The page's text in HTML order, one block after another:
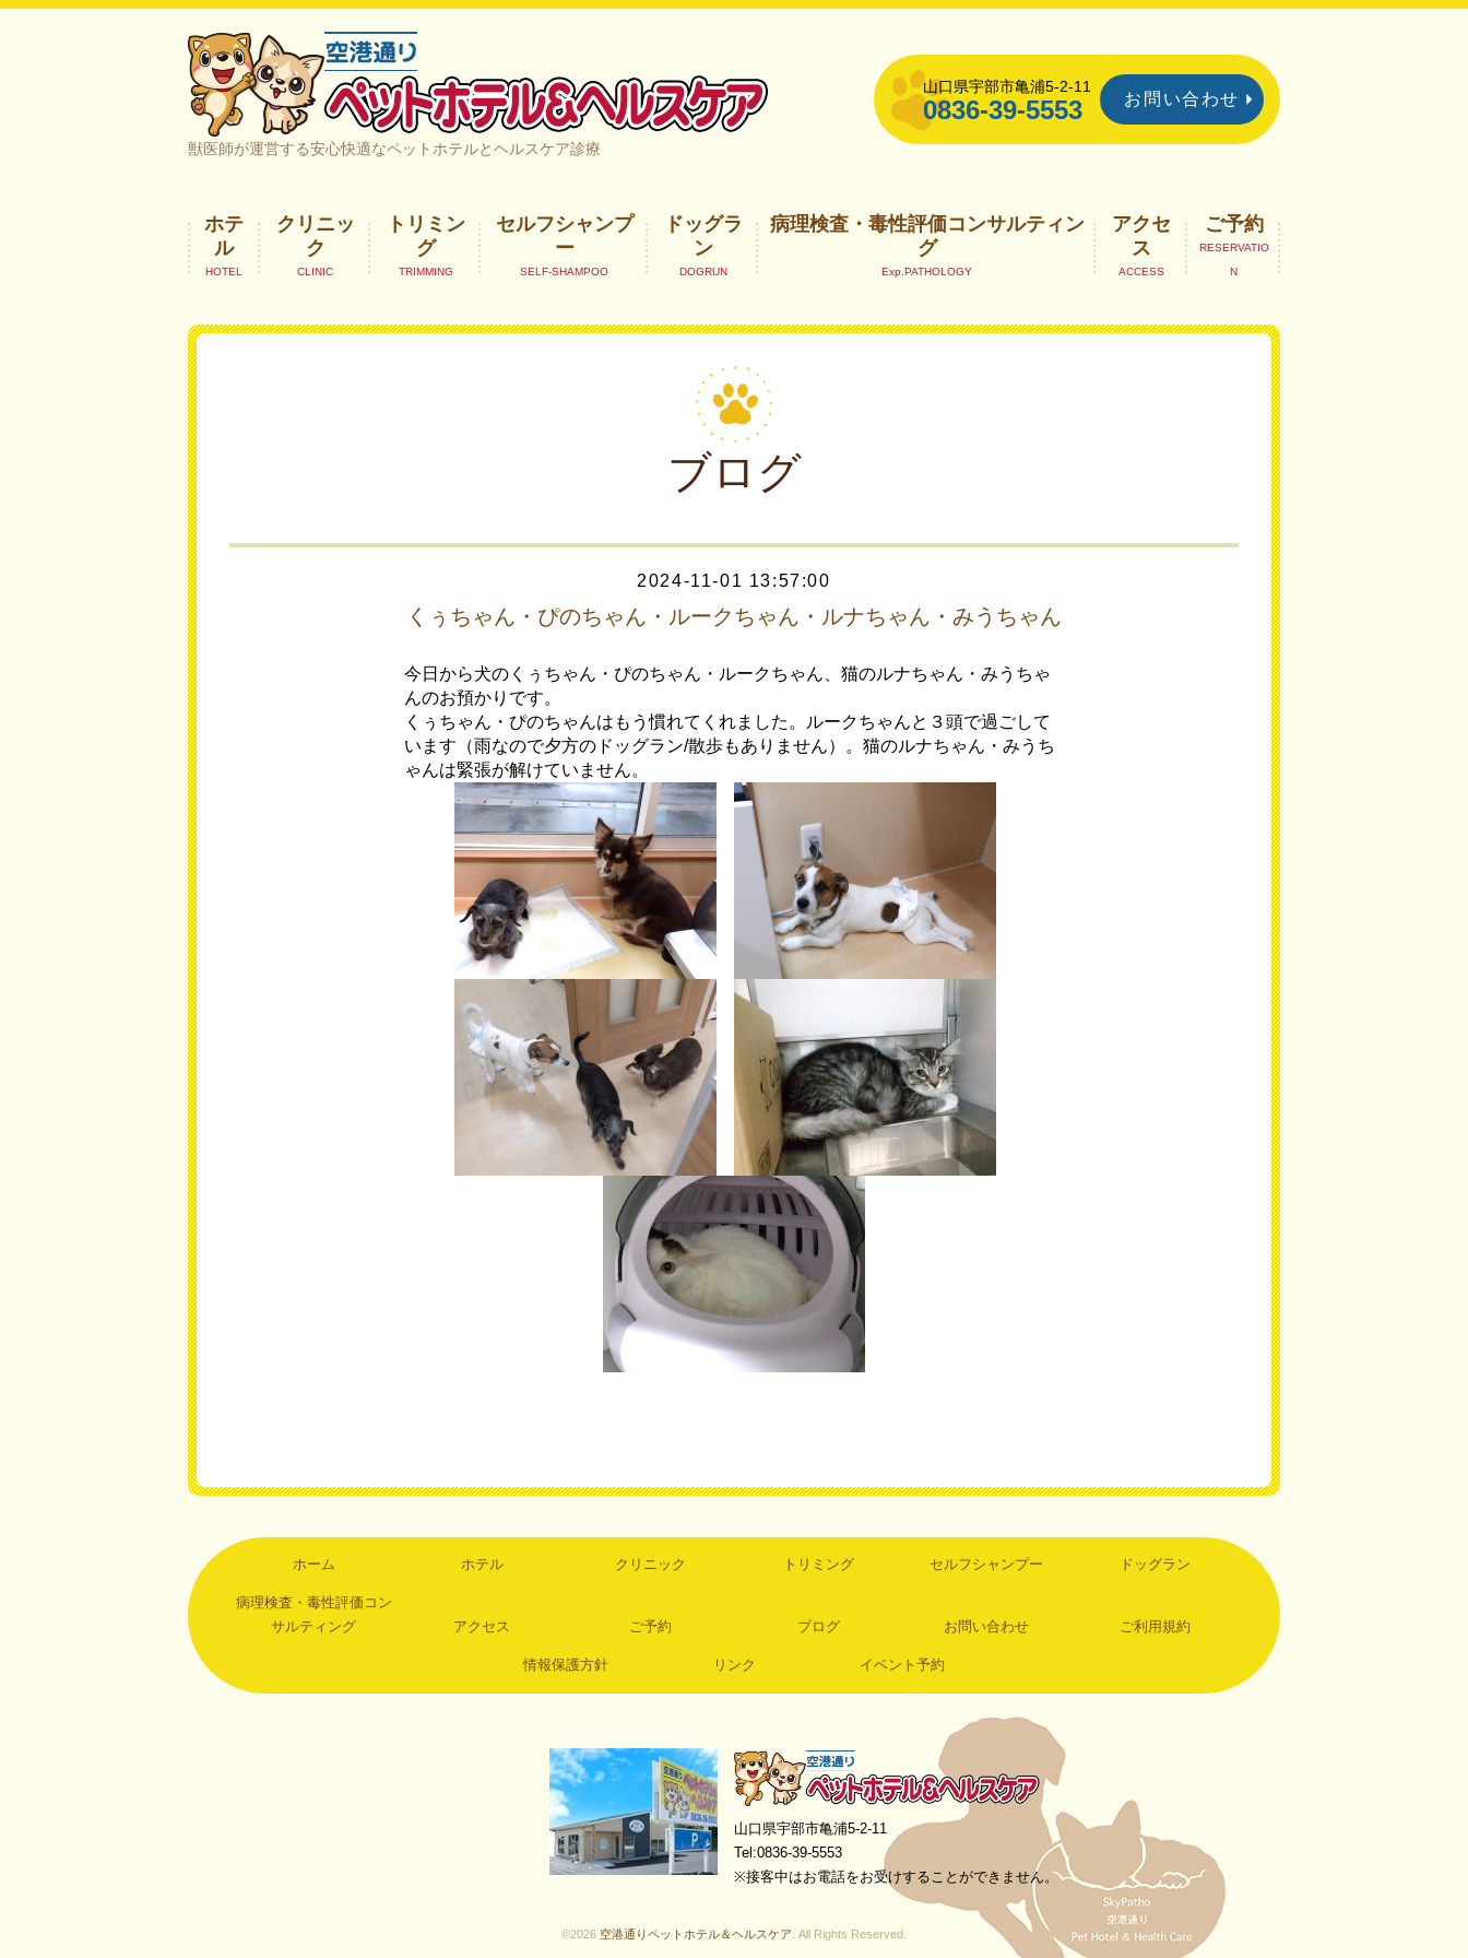
空港通りペットホテル＆ヘルスケア｜山口県宇部市
獣医師が運営する安心快適なペットホテルとヘルスケア診療
山口県宇部市亀浦5-2-11
0836-39-5553 お問い合わせ
ホテ
ル
クリニッ
ク
トリミン
グ
セルフシャンプ
ー
ドッグラ
ン
病理検査・毒性評価コンサルティン
グ
アクセ
ス
ご予約
ブログ
2024-11-01 13:57:00
くぅちゃん・ぴのちゃん・ルークちゃん・ルナちゃん・みうちゃん
今日から犬のくぅちゃん・ぴのちゃん・ルークちゃん、猫のルナちゃん・みうちゃ
んのお預かりです。
くぅちゃん・ぴのちゃんはもう慣れてくれました。ルークちゃんと３頭で過ごして
います（雨なので夕方のドッグラン/散歩もありません）。猫のルナちゃん・みうち
ゃんは緊張が解けていません。
ホーム ホテル クリニック トリミング セルフシャンプー ドッグラン
病理検査・毒性評価コン
サルティング
アクセス ご予約 ブログ お問い合わせ ご利用規約
情報保護方針 リンク イベント予約
空港通りペットホテル＆ヘルスケア
山口県宇部市亀浦5-2-11
Tel:0836-39-5553
※接客中はお電話をお受けすることができません。
©2026 空港通りペットホテル＆ヘルスケア . All Rights Reserved.